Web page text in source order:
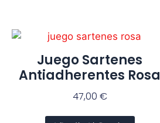
Juego Sartenes
Antiadherentes Rosa
47,00 €